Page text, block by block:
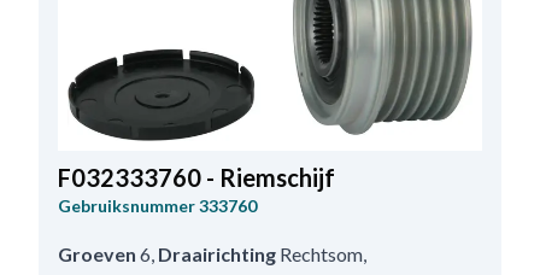
F032333760 - Riemschijf
Gebruiksnummer333760
Groeven 6, Draairichting Rechtsom,